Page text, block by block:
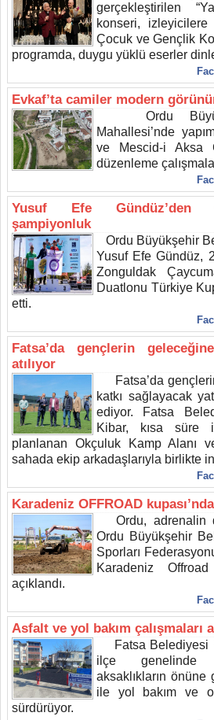
gerçekleştirilen
konseri,
Çocuk ve Gençlik
programda, duygu yüklü eserler
Evkaf’ta camiler modern
Ordu
Mahallesi’nde
ve Mescid-i Aksa
düzenleme
Yusuf Efe Gündüz’den
şampiyonluk
Ordu Büyükşehir
Yusuf Efe Gündüz,
Zonguldak
Duatlonu Türkiye
etti.
Fatsa’da gençlerin
atılıyor
Fatsa’da
katkı sağlayacak
ediyor. Fatsa
Kibar, kısa süre
planlanan Okçuluk Kamp Alanı
sahada ekip arkadaşlarıyla birlikte
Karadeniz OFFROAD
Ordu, adrenalin
Ordu Büyükşehir
Sporları
Karadeniz
açıklandı.
Asfalt ve yol bakım çalışmaları
Fatsa Belediyesi
ilçe genelinde
aksaklıkların
ile yol bakım ve
sürdürüyor.